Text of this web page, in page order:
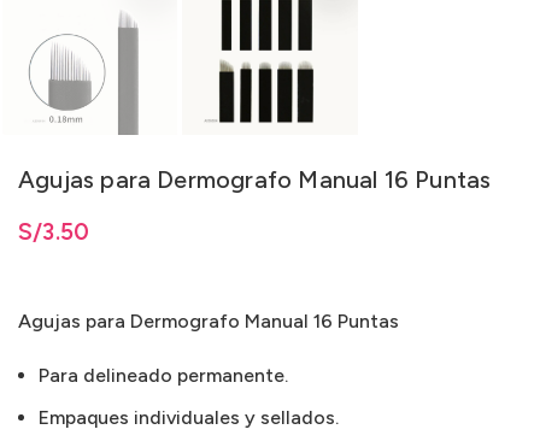
Agujas para Dermografo Manual 16 Puntas
S/3.50
Agujas para Dermografo Manual 16 Puntas
Para delineado permanente.
Empaques individuales y sellados.